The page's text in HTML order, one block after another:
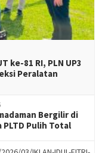
ke-81 RI, PLN UP3
Peralatan
Bergilir di
PLTD Pulih Total